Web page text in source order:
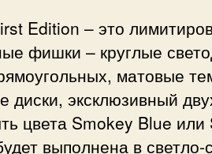
Edition – это
фишки – круглые
матовые
эксклюзивный
цвета Smokey Blue
выполнена в